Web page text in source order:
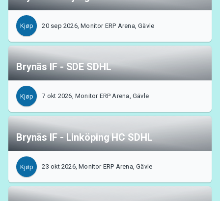
Support
Kjøp 20 sep 2026, Monitor ERP Arena, Gävle
Brynäs IF - SDE SDHL
Kjøp 7 okt 2026, Monitor ERP Arena, Gävle
Brynäs IF - Linköping HC SDHL
Kjøp 23 okt 2026, Monitor ERP Arena, Gävle